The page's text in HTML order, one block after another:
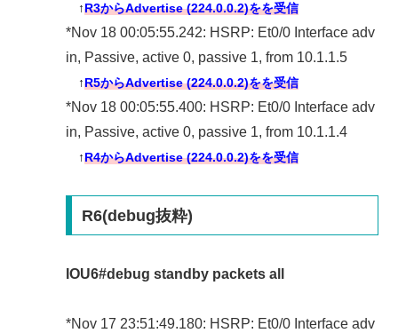
↑R3からAdvertise (224.0.0.2)をを受信
*Nov 18 00:05:55.242: HSRP: Et0/0 Interface adv
in, Passive, active 0, passive 1, from 10.1.1.5
↑R5からAdvertise (224.0.0.2)をを受信
*Nov 18 00:05:55.400: HSRP: Et0/0 Interface adv
in, Passive, active 0, passive 1, from 10.1.1.4
↑R4からAdvertise (224.0.0.2)をを受信
R6(debug抜粋)
IOU6#debug standby packets all
*Nov 17 23:51:49.180: HSRP: Et0/0 Interface adv